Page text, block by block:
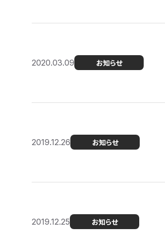
2020.03.09 お知らせ
2019.12.26 お知らせ
2019.12.25 お知らせ